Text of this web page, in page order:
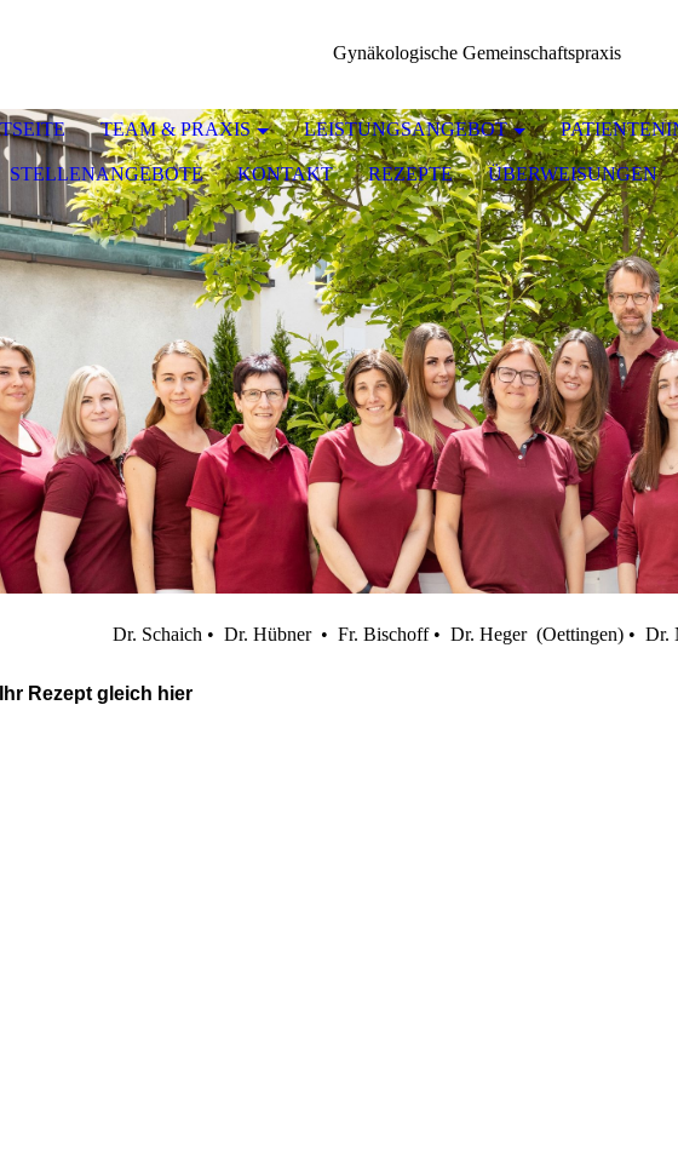
Gynäkologische Gemeinschaftspraxis
TEAM & PRAXIS LEISTUNGSANGEBOT
STELLENANGEBOTE KONTAKT REZEPTE ÜBERWEISUNGEN
Dr. Schaich • Dr. Hübner • Fr. Bischoff • Dr. Heger (Oettingen) • Dr.
Rezept gleich hier